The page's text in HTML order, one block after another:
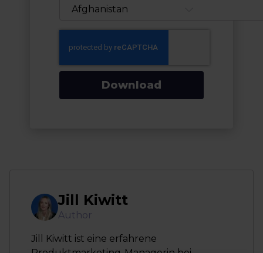
Download
Jill Kiwitt
Author
Jill Kiwitt ist eine erfahrene